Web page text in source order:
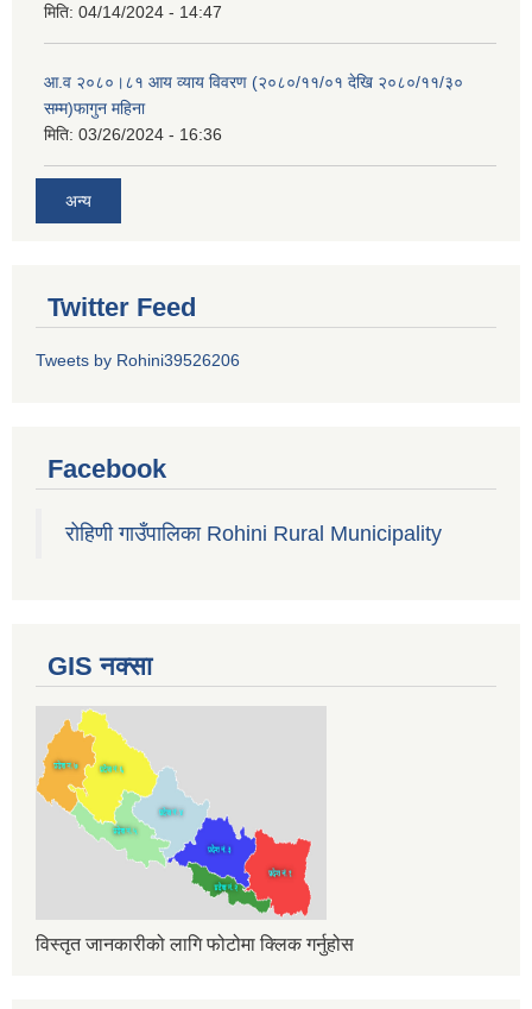
मिति: 04/14/2024 - 14:47
आ.व २०८०।८१ आय व्याय विवरण (२०८०/११/०१ देखि २०८०/११/३०
सम्म)फागुन महिना
मिति: 03/26/2024 - 16:36
अन्य
Twitter Feed
Tweets by Rohini39526206
Facebook
रोहिणी गाउँपालिका Rohini Rural Municipality
GIS नक्सा
विस्तृत जानकारीको लागि फोटोमा क्लिक गर्नुहोस